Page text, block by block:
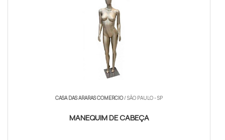
CASA DAS ARARAS COMERCIO/ SÃO PAULO - SP
MANEQUIM DE CABEÇA